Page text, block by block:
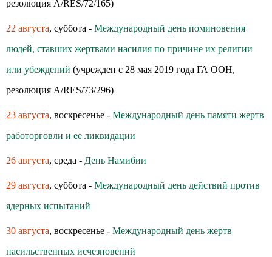
резолюция A/RES/72/165)
22 августа, суббота - Международный день поминовения
людей, ставших жертвами насилия по причине их религии
или убеждений (учрежден с 28 мая 2019 года ГА ООН,
резолюция A/RES/73/296)
23 августа, воскресенье - Международный день памяти жертв
работорговли и ее ликвидации
26 августа, среда - День Намибии
29 августа, суббота - Международный день действий против
ядерных испытаний
30 августа, воскресенье - Международный день жертв
насильственных исчезновений